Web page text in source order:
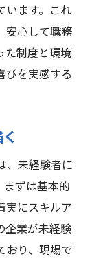
います。これ
安心して職務
た制度と環境
びを実感する
、未経験者に
まずは基本的
実にスキルア
企業が未経験
おり、現場で